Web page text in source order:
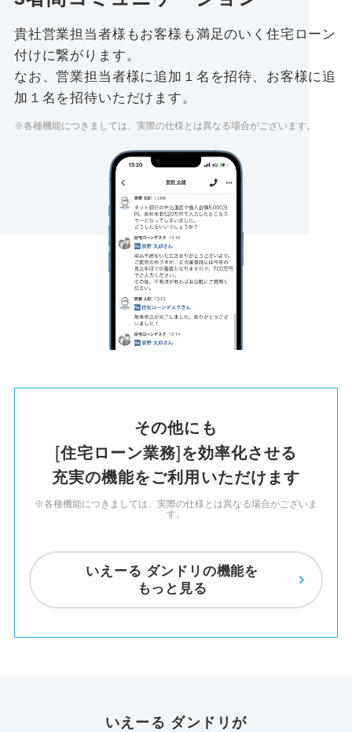
貴社営業担当者様もお客様も満足のいく住宅ローン
付けに繋がります。
なお、営業担当者様に追加１名を招待、お客様に追
加１名を招待いただけます。
※各種機能につきましては、実際の仕様とは異なる場合がございます。
その他にも
住宅ローン業務 を効率化させる
充実の機能をご利用いただけます
※各種機能につきましては、実際の仕様とは異なる場合がございま
す。
いえーる ダンドリの機能を
もっと見る
いえーる ダンドリが